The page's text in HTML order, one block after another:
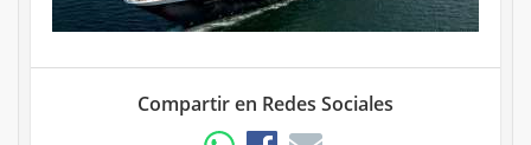
Compartir en Redes Sociales